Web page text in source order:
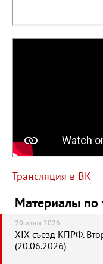
Трансляция в ВК
Материалы по
20 июня 2026
XIX съезд КПРФ.
(20.06.2026)